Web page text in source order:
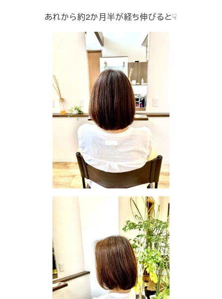
あれから約2か月半が経ち伸びると☟